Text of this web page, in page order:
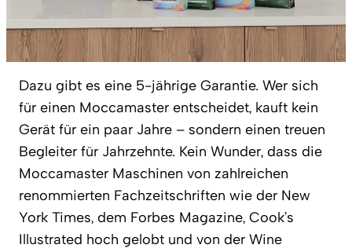
Dazu gibt es eine 5-jährige Garantie. Wer sich
für einen Moccamaster entscheidet, kauft kein
Gerät für ein paar Jahre – sondern einen treuen
Begleiter für Jahrzehnte. Kein Wunder, dass die
Moccamaster Maschinen von zahlreichen
renommierten Fachzeitschriften wie der New
York Times, dem Forbes Magazine, Cook’s
Illustrated hoch gelobt und von der Wine